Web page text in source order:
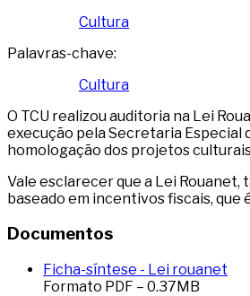
Cultura
Palavras-chave:
Cultura
O TCU realizou auditoria na Lei
execução pela Secretaria Especial
homologação dos projetos
Vale esclarecer que a Lei
baseado em incentivos fiscais, que
Documentos
Ficha-síntese - Lei rouanet
Formato PDF – 0.37MB